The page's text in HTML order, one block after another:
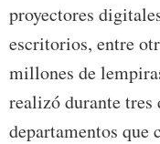
proyectores
escritorios, entre
millones de
realizó durante
departamentos que